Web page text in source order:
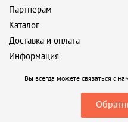
Партнерам
Каталог
Доставка и оплата
Информация
Вы всегда можете связаться с